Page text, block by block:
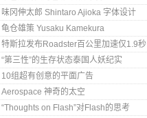
味冈伸太郎 Shintaro Ajioka 字体设计
龟仓雄策 Yusaku Kamekura
特斯拉发布Roadster百公里加速仅1.9秒
“第三性”的生存状态泰国人妖纪实
10组超有创意的平面广告
Aerospace 神奇的太空
“Thoughts on Flash”对Flash的思考